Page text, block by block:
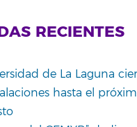
RECIENTES
de La Laguna
hasta el